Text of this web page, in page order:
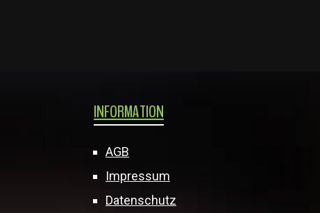
INFORMATION
AGB
Impressum
Datenschutz